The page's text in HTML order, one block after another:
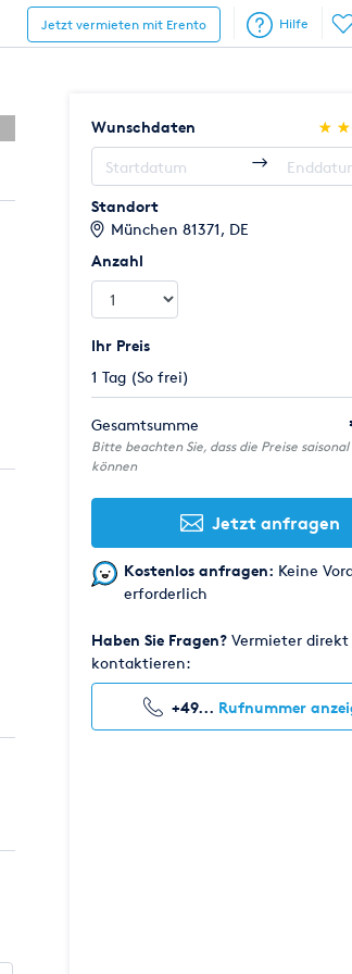
Jetzt vermieten mit Erento Hilfe
Wunschdaten (*)
★
★
(*) ★
★
(*)
(*)
(*)
Standort
München 81371, DE
Anzahl
Ihr Preis
1 Tag (So frei)
Gesamtsumme
Bitte beachten Sie, dass die Preise
können
Jetzt anfragen
Kostenlos anfragen: Keine
erforderlich
Haben Sie Fragen? Vermieter direkt
kontaktieren:
+49... Rufnummer